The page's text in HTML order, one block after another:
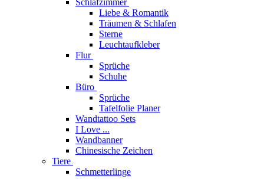
Schlafzimmer
Liebe & Romantik
Träumen & Schlafen
Sterne
Leuchtaufkleber
Flur
Sprüche
Schuhe
Büro
Sprüche
Tafelfolie Planer
Wandtattoo Sets
I Love ...
Wandbanner
Chinesische Zeichen
Tiere
Schmetterlinge